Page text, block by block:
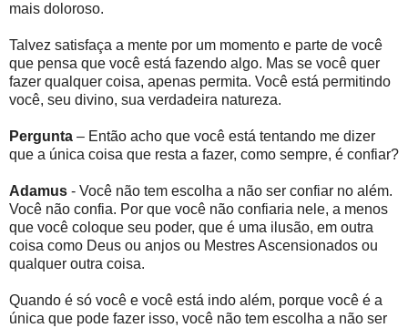
mais doloroso.
Talvez satisfaça a mente por um momento e parte de você
que pensa que você está fazendo algo. Mas se você quer
fazer qualquer coisa, apenas permita. Você está permitindo
você, seu divino, sua verdadeira natureza.
Pergunta – Então acho que você está tentando me dizer
que a única coisa que resta a fazer, como sempre, é confiar?
Adamus - Você não tem escolha a não ser confiar no além.
Você não confia. Por que você não confiaria nele, a menos
que você coloque seu poder, que é uma ilusão, em outra
coisa como Deus ou anjos ou Mestres Ascensionados ou
qualquer outra coisa.
Quando é só você e você está indo além, porque você é a
única que pode fazer isso, você não tem escolha a não ser